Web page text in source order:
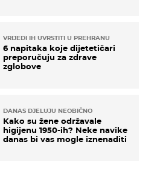
VRIJEDI IH UVRSTITI U PREHRANU
6 napitaka koje dijetetičari
preporučuju za zdrave
zglobove
DANAS DJELUJU NEOBIČNO
Kako su žene održavale
higijenu 1950-ih? Neke navike
danas bi vas mogle iznenaditi